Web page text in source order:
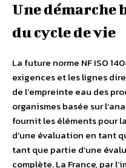
Une démarche
du cycle de vie
La future norme NF ISO
exigences et les lignes
de l’empreinte eau des
organismes basée sur
fournit les éléments pour
d’une évaluation en tant
tant que partie d’une
complète. La France, par